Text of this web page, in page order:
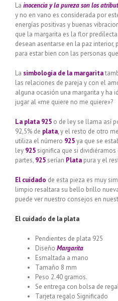
La inocencia y la pureza son los
y no en vano es considerada por
energías positivas y buenas
que la margarita es la flor
desean asentarse en la paz
para estar bien con las personas
La simbología de la margarita
las relaciones de pareja y con el
alguna ocasión una margarita y ha
jugar al «me quiere no me quiere»?
La plata 925 o de ley se llama así
92,5% de plata,y el resto de otro
utiliza el número 925ya que se
ley 925 significa que si dividiéramos
partes, 925 serían Plata pura y el
El cuidado de esta pieza es muy
limpio resaltara su bello brillo
puede ver nuestro consejos en
El cuidado de la plata
Pendientes de plata 925
Diseño Margarita
Esmaltada a mano
Tamaño 8 mm
Peso 2.40 gramos.
Se entrega con bolsa de
Tarjeta regalo Significado